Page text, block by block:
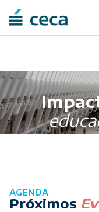
AGENDA
Próximos